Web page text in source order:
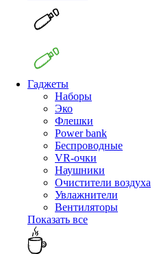
Гаджеты
Наборы
Эко
Флешки
Power bank
Беспроводные
VR-очки
Наушники
Очистители воздуха
Увлажнители
Вентиляторы
Показать все